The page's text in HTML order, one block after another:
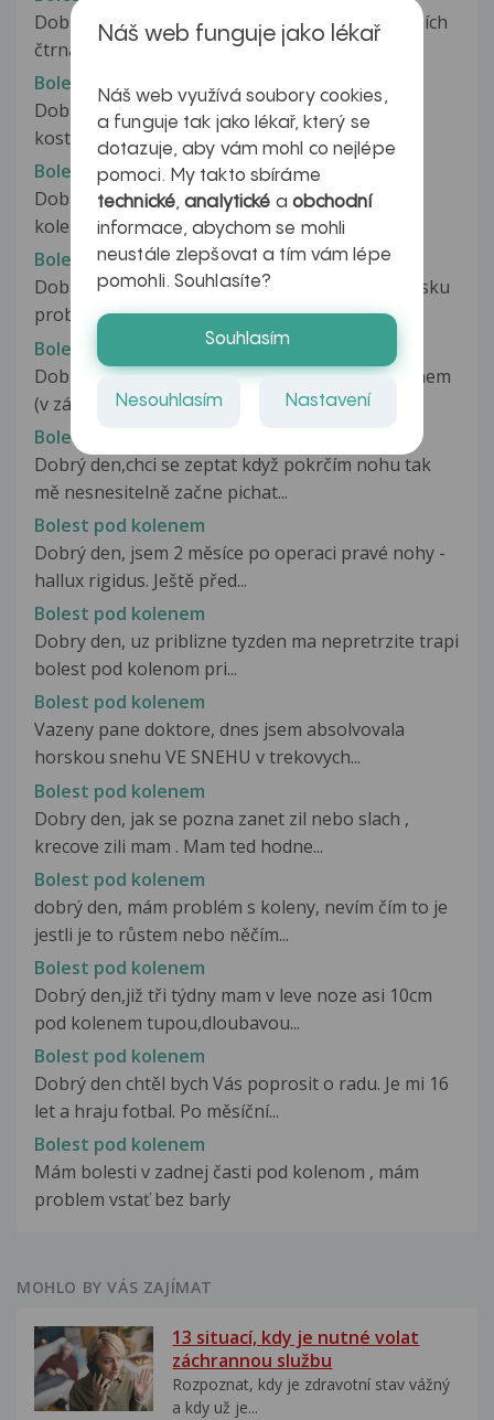
Dobrý den, mám pětiletého syna, a ten posledních
čtrnáct dní nepropíná pravé...
Bolest pod kolenem
Dobrý den,chtěl jsem se zeptat:bolí mě holenní
kost přímo pod kolenem,ale bolí...
Bolest pod kolenem
Dobry den ,mam na vas dotaz ; boli me pod
kolenem, kousek pod nim se mi udelala...
Bolest pod kolenem
Dobrý den, mohu se zeptat mě začali od dednesku
problémy i pod kolenem mám strašně...
Bolest pod kolenem
Dobrý den, asi tak 3 dny mám bolesti pod kolenem
(v záhybu), když chodím, tak...
Bolest pod kolenem
Dobrý den,chci se zeptat když pokrčím nohu tak
mě nesnesitelně začne pichat...
Bolest pod kolenem
Dobrý den, jsem 2 měsíce po operaci pravé nohy -
hallux rigidus. Ještě před...
Bolest pod kolenem
Dobry den, uz priblizne tyzden ma nepretrzite trapi
bolest pod kolenom pri...
Bolest pod kolenem
Vazeny pane doktore, dnes jsem absolvovala
horskou snehu VE SNEHU v trekovych...
Bolest pod kolenem
Dobry den, jak se pozna zanet zil nebo slach ,
krecove zili mam . Mam ted hodne...
Bolest pod kolenem
dobrý den, mám problém s koleny, nevím čím to je
jestli je to růstem nebo něčím...
Bolest pod kolenem
Dobrý den,již tři týdny mam v leve noze asi 10cm
pod kolenem tupou,dloubavou...
Bolest pod kolenem
Dobrý den chtěl bych Vás poprosit o radu. Je mi 16
let a hraju fotbal. Po měsíční...
Bolest pod kolenem
Mám bolesti v zadnej časti pod kolenom , mám
problem vstať bez barly
MOHLO BY VÁS ZAJÍMAT
13 situací, kdy je nutné volat
záchrannou službu
Rozpoznat, kdy je zdravotní stav vážný
a kdy už je...
Náš web funguje jako lékař
Náš web využívá soubory cookies,
a funguje tak jako lékař, který se
dotazuje, aby vám mohl co nejlépe
pomoci. My takto sbíráme
technické,analytické a obchodní
informace, abychom se mohli
neustále zlepšovat a tím vám lépe
pomohli. Souhlasíte?
Souhlasím
Nesouhlasím Nastavení